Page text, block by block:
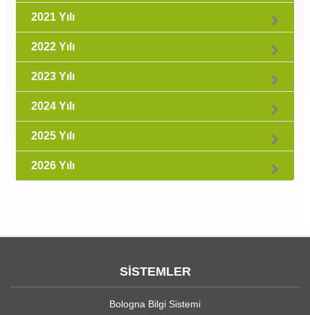
2021 Yılı
2022 Yılı
2023 Yılı
2024 Yılı
2025 Yılı
2026 Yılı
SİSTEMLER
Bologna Bilgi Sistemi